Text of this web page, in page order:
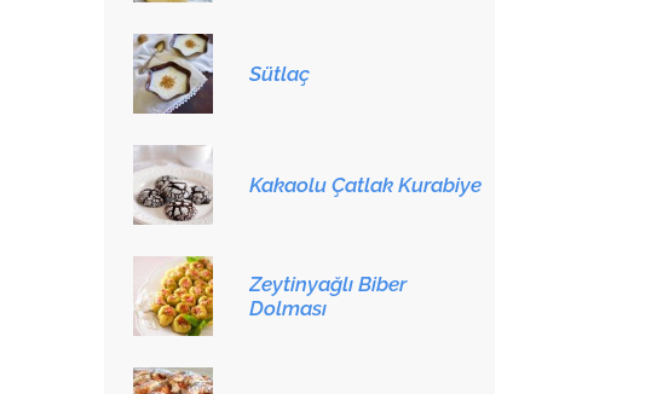
Sütlaç
Kakaolu Çatlak Kurabiye
Zeytinyağlı Biber
Dolması